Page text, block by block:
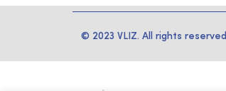
© 2023 VLIZ. All rights reserved